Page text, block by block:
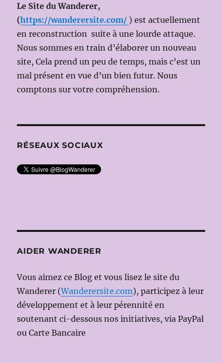
Le Site du Wanderer,
(https://wanderersite.com/ ) est actuellement
en reconstruction suite à une lourde attaque.
Nous sommes en train d’élaborer un nouveau
site, Cela prend un peu de temps, mais c’est un
mal présent en vue d’un bien futur. Nous
comptons sur votre compréhension.
RÉSEAUX SOCIAUX
AIDER WANDERER
Vous aimez ce Blog et vous lisez le site du
Wanderer (Wanderersite.com), participez à leur
développement et à leur pérennité en
soutenant ci-dessous nos initiatives, via PayPal
ou Carte Bancaire